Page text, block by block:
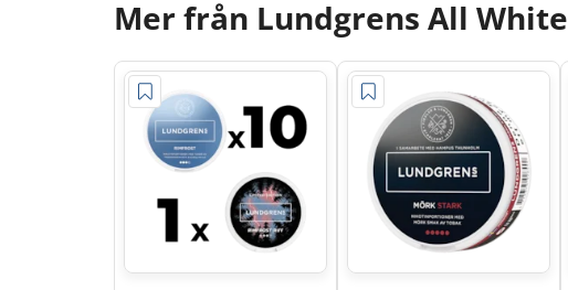
Mer från Lundgrens All White